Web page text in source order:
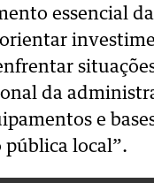
essencial
da
e
pública local”.